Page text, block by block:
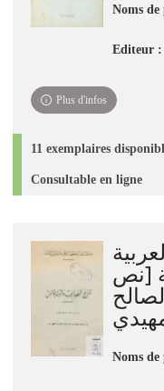
Noms de
Editeur :
Plus d'infos
11 exemplaires
Consultable en ligne
[نص
Noms de